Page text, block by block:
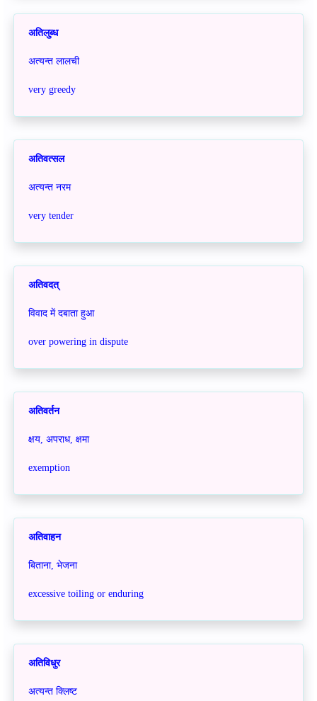
अतिलुब्ध
अत्यन्त लालची
very greedy
अतिवत्सल
अत्यन्त नरम
very tender
अतिवदत्
विवाद में दबाता हुआ
over powering in dispute
अतिवर्तन
क्षय, अपराध, क्षमा
exemption
अतिवाहन
बिताना, भेजना
excessive toiling or enduring
अतिविधुर
अत्यन्त क्लिष्ट